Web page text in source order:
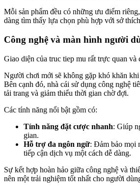
Mỗi sản phẩm đều có những ưu điểm
dàng tìm thấy lựa chọn phù hợp với sở
Công nghệ và màn hình người
Giao diện của truc tiep mu rất trực quan và
Người chơi mới sẽ không gặp khó khăn
Bên cạnh đó, nhà cái sử dụng công nghệ
tải trang và giảm thiểu thời gian chờ đợi.
Các tính năng nổi bật gồm có:
Tính năng đặt cược nhanh: Giúp
gian.
Hỗ trợ đa ngôn ngữ: Đảm bảo mọi
tiếp cận dịch vụ một cách dễ dàng.
Sự kết hợp hoàn hảo giữa công nghệ và
nên một trải nghiệm tốt nhất cho người